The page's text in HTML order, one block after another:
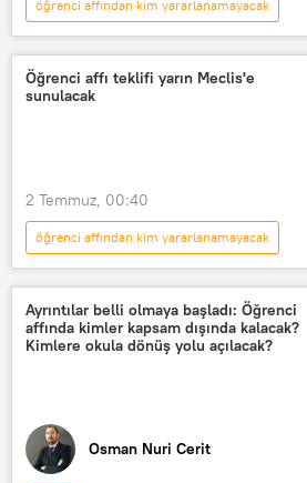
öğrenci affından kim yararlanamayacak
TÜRKİYE
Öğrenci affı
öğrenci affı kapsamı
Öğrenci affı teklifi yarın Meclis'e
sunulacak
2 Temmuz, 00:40
öğrenci affından kim yararlanamayacak
TÜRKİYE
Meclis
Türkiye Büyük Millet Meclisi (TBMM)
Öğrenci affı
öğrenci affı kapsamı
Ayrıntılar belli olmaya başladı: Öğrenci
affında kimler kapsam dışında kalacak?
Kimlere okula dönüş yolu açılacak?
Osman Nuri Cerit